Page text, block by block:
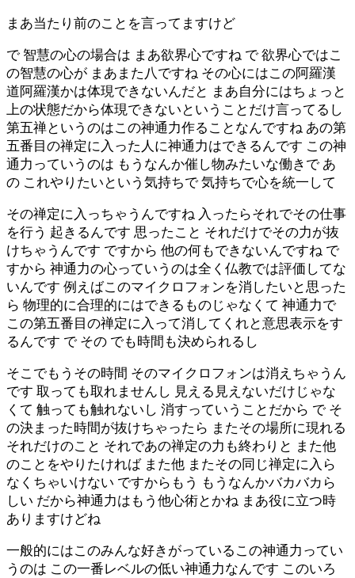
まあ当たり前のことを言ってますけど
で 智慧の心の場合は まあ欲界心ですね で 欲界心ではこ
の智慧の心が まあまた八ですね その心にはこの阿羅漢
道阿羅漢かは体現できないんだと まあ自分にはちょっと
上の状態だから体現できないということだけ言ってるし
第五禅というのはこの神通力作ることなんですね あの第
五番目の禅定に入った人に神通力はできるんです この神
通力っていうのは もうなんか催し物みたいな働きで あ
の これやりたいという気持ちで 気持ちで心を統一して
その禅定に入っちゃうんですね 入ったらそれでその仕事
を行う 起きるんです 思ったこと それだけでその力が抜
けちゃうんです ですから 他の何もできないんですね で
すから 神通力の心っていうのは全く仏教では評価してな
いんです 例えばこのマイクロフォンを消したいと思った
ら 物理的に合理的にはできるものじゃなくて 神通力で
この第五番目の禅定に入って消してくれと意思表示をす
るんです で その でも時間も決められるし
そこでもうその時間 そのマイクロフォンは消えちゃうん
です 取っても取れませんし 見える見えないだけじゃな
くて 触っても触れないし 消すっていうことだから で そ
の決まった時間が抜けちゃったら またその場所に現れる
それだけのこと それであの禅定の力も終わりと また他
のことをやりたければ また他 またその同じ禅定に入ら
なくちゃいけない ですからもう もうなんかバカバカら
しい だから神通力はもう他心術とかね まあ役に立つ時
ありますけどね
一般的にはこのみんな好きがっているこの神通力ってい
うのは この一番レベルの低い神通力なんです このいろ